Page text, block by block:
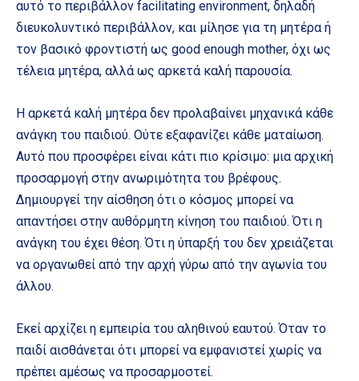
αυτό το περιβάλλον facilitating environment, δηλαδή
διευκολυντικό περιβάλλον, και μίλησε για τη μητέρα ή
τον βασικό φροντιστή ως good enough mother, όχι ως
τέλεια μητέρα, αλλά ως αρκετά καλή παρουσία.
Η αρκετά καλή μητέρα δεν προλαβαίνει μηχανικά κάθε
ανάγκη του παιδιού. Ούτε εξαφανίζει κάθε ματαίωση.
Αυτό που προσφέρει είναι κάτι πιο κρίσιμο: μια αρχική
προσαρμογή στην ανωριμότητα του βρέφους.
Δημιουργεί την αίσθηση ότι ο κόσμος μπορεί να
απαντήσει στην αυθόρμητη κίνηση του παιδιού. Ότι η
ανάγκη του έχει θέση. Ότι η ύπαρξή του δεν χρειάζεται
να οργανωθεί από την αρχή γύρω από την αγωνία του
άλλου.
Εκεί αρχίζει η εμπειρία του αληθινού εαυτού. Όταν το
παιδί αισθάνεται ότι μπορεί να εμφανιστεί χωρίς να
πρέπει αμέσως να προσαρμοστεί.